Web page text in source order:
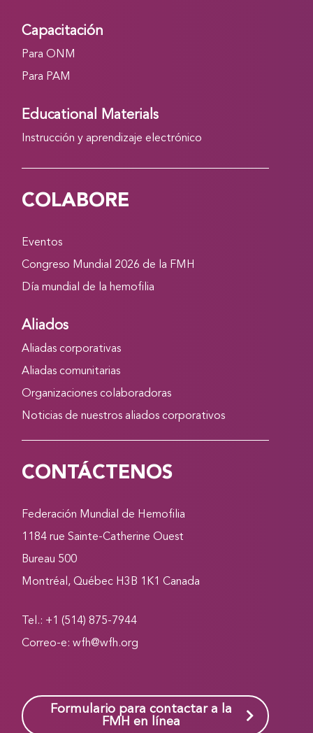
Capacitación
Para ONM
Para PAM
Educational Materials
Instrucción y aprendizaje electrónico
COLABORE
Eventos
Congreso Mundial 2026 de la FMH
Día mundial de la hemofilia
Aliados
Aliadas corporativas
Aliadas comunitarias
Organizaciones colaboradoras
Noticias de nuestros aliados corporativos
CONTÁCTENOS
Federación Mundial de Hemofilia
1184 rue Sainte-Catherine Ouest
Bureau 500
Montréal, Québec H3B 1K1 Canada
Tel.: +1 (514) 875-7944
Correo-e:wfh@wfh.org
Formulario para contactar a la
FMH en línea